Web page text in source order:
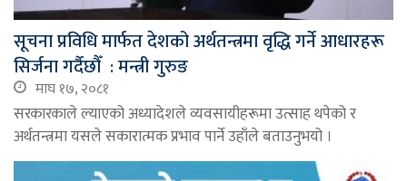
सूचना प्रविधि मार्फत देशको अर्थतन्त्रमा वृद्धि गर्ने आधारहरू
सिर्जना गर्दैछौँ : मन्त्री गुरुङ
माघ १७, २०८१
सरकारकाले ल्याएको अध्यादेशले व्यवसायीहरूमा उत्साह थपेको र
अर्थतन्त्रमा यसले सकारात्मक प्रभाव पार्ने उहाँले बताउनुभयो ।